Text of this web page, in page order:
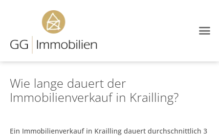
Wie lange dauert der
Immobilienverkauf in Krailling?
Ein Immobilienverkauf in Krailling dauert durchschnittlich 3